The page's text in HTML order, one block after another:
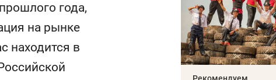
года,
на рынке
находится в